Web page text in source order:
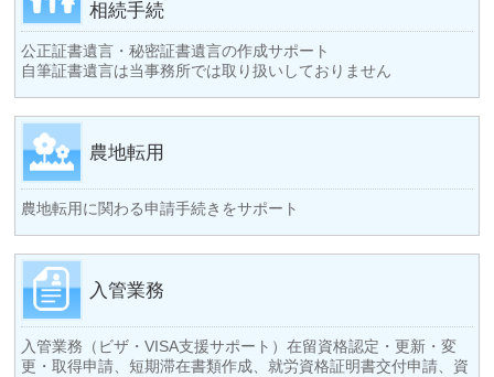
相続手続
公正証書遺言・秘密証書遺言の作成サポート
自筆証書遺言は当事務所では取り扱いしておりません
農地転用
農地転用に関わる申請手続きをサポート
入管業務
入管業務（ビザ・VISA支援サポート）在留資格認定・更新・変
更・取得申請、短期滞在書類作成、就労資格証明書交付申請、資